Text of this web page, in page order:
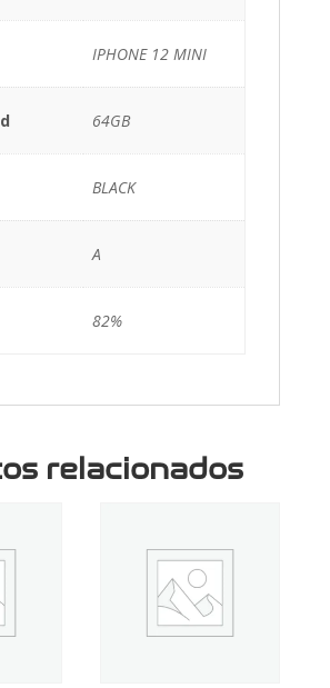
IPHONE 12 MINI
64GB
BLACK
A
82%
relacionados